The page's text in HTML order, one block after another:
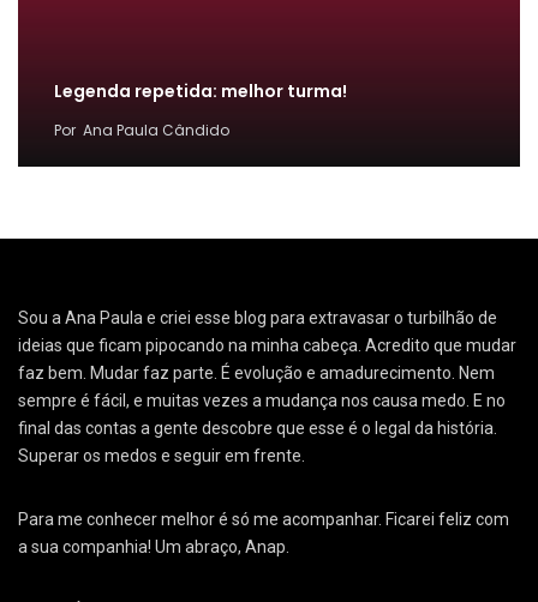
Legenda repetida: melhor turma!
Por Ana Paula Cândido
Sou a Ana Paula e criei esse blog para extravasar o turbilhão de
ideias que ficam pipocando na minha cabeça. Acredito que mudar
faz bem. Mudar faz parte. É evolução e amadurecimento. Nem
sempre é fácil, e muitas vezes a mudança nos causa medo. E no
final das contas a gente descobre que esse é o legal da história.
Superar os medos e seguir em frente.
Para me conhecer melhor é só me acompanhar. Ficarei feliz com
a sua companhia! Um abraço, Anap.